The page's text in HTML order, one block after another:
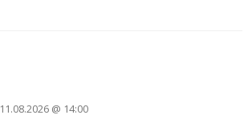
11.08.2026 @ 14:00